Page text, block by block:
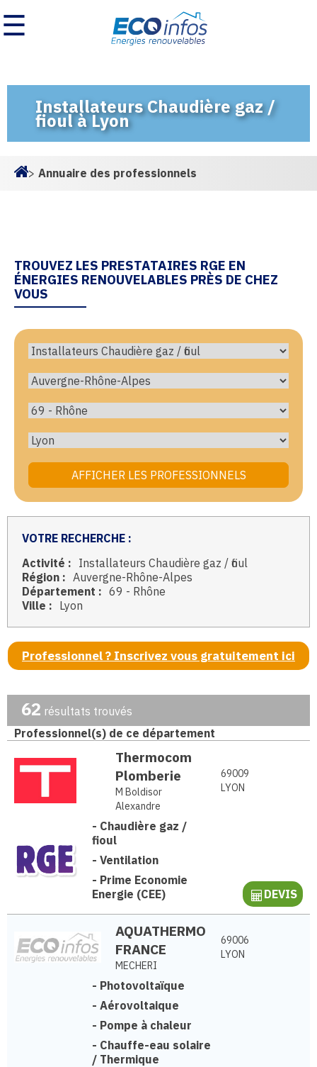
☰
Installateurs Chaudière gaz /
fioul à Lyon
> Annuaire des professionnels
TROUVEZ LES PRESTATAIRES RGE EN
ÉNERGIES RENOUVELABLES PRÈS DE CHEZ
VOUS
VOTRE RECHERCHE :
Activité : Installateurs Chaudière gaz / fioul
Région : Auvergne-Rhône-Alpes
Département : 69 - Rhône
Ville : Lyon
Professionnel ? Inscrivez vous gratuitement ici
62 résultats trouvés
Professionnel(s) de ce département
Thermocom
Plomberie
M Boldisor
Alexandre
69009
LYON
- Chaudière gaz /
fioul
- Ventilation
- Prime Economie
Energie (CEE)
DEVIS
AQUATHERMO
FRANCE
MECHERI
69006
LYON
- Photovoltaïque
- Aérovoltaique
- Pompe à chaleur
- Chauffe-eau solaire
/ Thermique